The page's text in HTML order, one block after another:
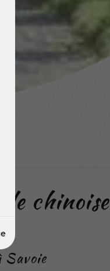
chinoise
Savoie